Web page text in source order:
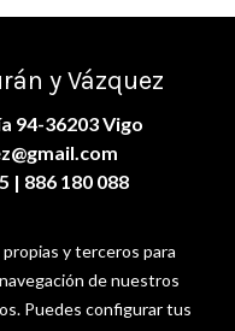
y Vázquez
94-36203 Vigo
| 886 180 088
y terceros para
de nuestros
Puedes configurar tus